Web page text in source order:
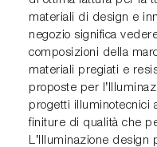
materiali di design e
negozio significa
composizioni della
materiali pregiati e
proposte per
progetti illuminotecnici
finiture di qualità che
L’Illuminazione